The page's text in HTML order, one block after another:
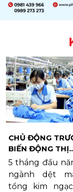
CHỦ ĐỘNG
BIẾN ĐỘNG THỊ
TRƯỜNG, XUẤT
DỆT MAY VẪN
TRƯỞNG KHẢ
5 tháng đầu
ngành dệt
tổng kim